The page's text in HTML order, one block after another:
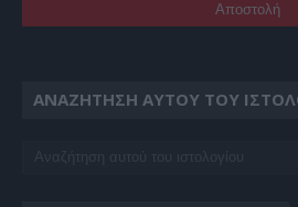
ΑΝΑΖΉΤΗΣΗ ΑΥΤΟΎ ΤΟΥ